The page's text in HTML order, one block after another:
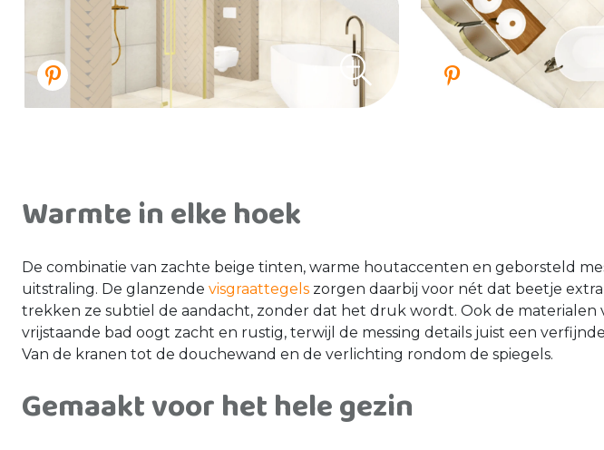
Warmte in elke hoek
De combinatie van zachte beige tinten, warme houtaccenten en geborsteld
uitstraling. De glanzende visgraattegels zorgen daarbij voor nét dat beetje
trekken ze subtiel de aandacht, zonder dat het druk wordt. Ook de
vrijstaande bad oogt zacht en rustig, terwijl de messing details juist een
Van de kranen tot de douchewand en de verlichting rondom de spiegels.
Gemaakt voor het hele gezin